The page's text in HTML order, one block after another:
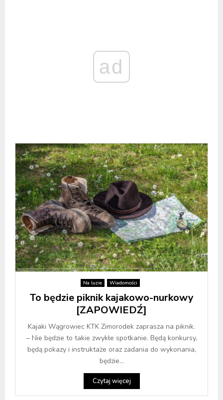
ad
Na luzie Wiadomości
To będzie piknik kajakowo-nurkowy
[ZAPOWIEDŹ]
Kajaki Wągrowiec KTK Zimorodek zaprasza na piknik.
– Nie będzie to takie zwykłe spotkanie. Będą konkursy,
będą pokazy i instruktaże oraz zadania do wykonania,
będzie...
Czytaj więcej